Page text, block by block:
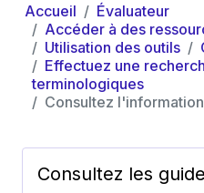
Accueil
Évaluateur
Accéder à des
Utilisation des outils
Effectuez une
terminologiques
Consultez
Consultez les